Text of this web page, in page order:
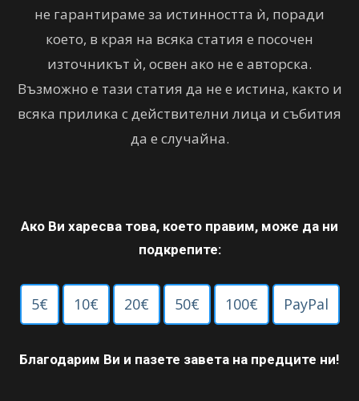
не гарантираме за истинността ѝ, поради
което, в края на всяка статия е посочен
източникът ѝ, освен ако не е авторска.
Възможно е тази статия да не е истина, както и
всяка прилика с действителни лица и събития
да е случайна.
Ако Ви харесва това, което правим, може да ни
подкрепите:
5€ 10€ 20€ 50€ 100€ PayPal
Благодарим Ви и пазете завета на предците ни!